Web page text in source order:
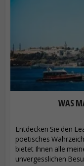
WAS
Entdecken Sie den
poetisches
bietet Ihnen alle
unvergesslichen